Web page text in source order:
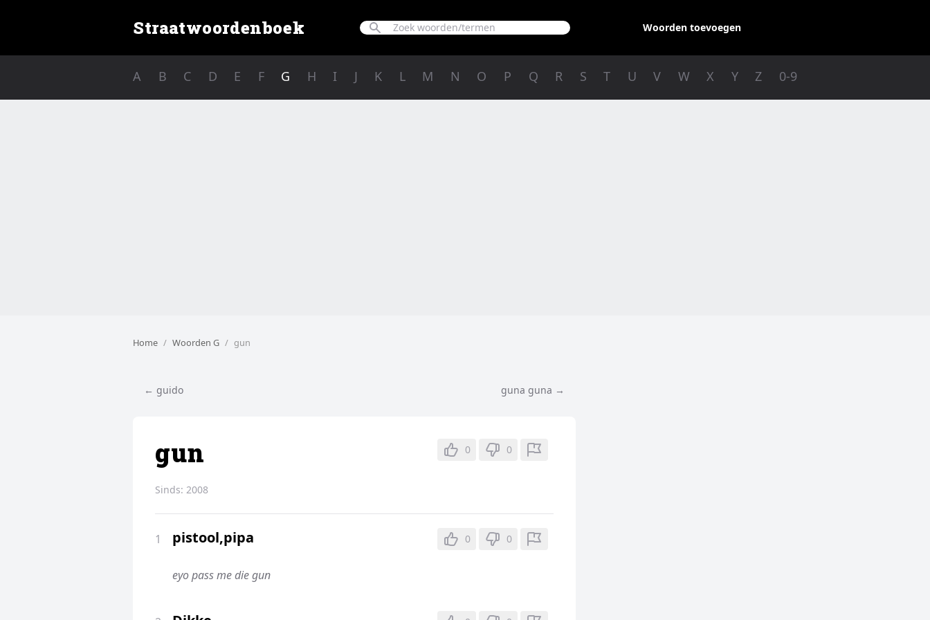
Straatwoordenboek Woorden toevoegen
A B C D E F G H I J K L M N O P Q R S T U V W X Y Z 0-9
Home Woorden G gun
← guido guna guna →
gun 0 0
Sinds: 2008
1 pistool,pipa 0 0
eyo pass me die gun